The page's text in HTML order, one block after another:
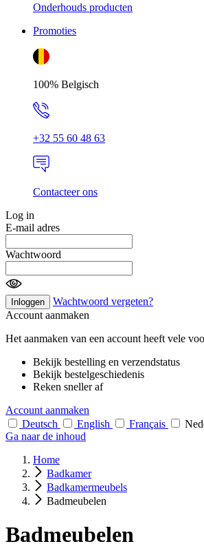
Onderhouds producten
Promoties
100% Belgisch
+32 55 60 48 63
Contacteer ons
Log in
E-mail adres
Wachtwoord
Inloggen
Wachtwoord vergeten?
Account aanmaken
Het aanmaken van een account heeft vele
Bekijk bestelling en verzendstatus
Bekijk bestelgeschiedenis
Reken sneller af
Account aanmaken
Deutsch
English Français
Ga naar de inhoud
Home
Badkamer
Badkamermeubels
Badmeubelen
Badmeubelen